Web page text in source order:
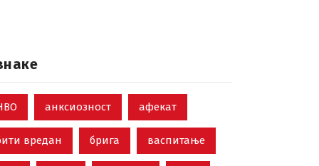
анксиозност афекат
вредан брига васпитање